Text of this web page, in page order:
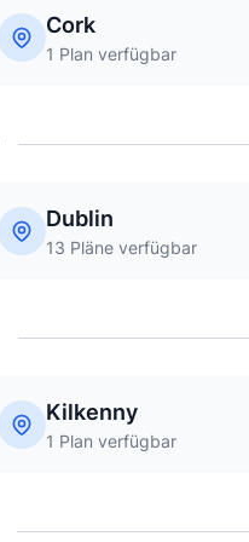
Cork
1 Plan verfügbar
Dublin
13 Pläne verfügbar
Kilkenny
1 Plan verfügbar